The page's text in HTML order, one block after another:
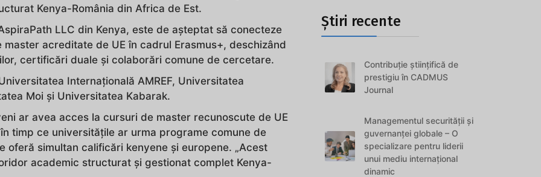
Kenya-România din Africa de Est.
LLC din Kenya, este de așteptat să conecteze
acreditate de UE în cadrul Erasmus+, deschizând
certificări duale și colaborări comune de cercetare.
Internațională AMREF, Universitatea
Moi și Universitatea Kabarak.
ar avea acces la cursuri de master recunoscute de UE
timp ce universitățile ar urma programe comune de
simultan calificări kenyene și europene. „Acest
academic structurat și gestionat complet Kenya-
Știri recente
Contribuție științifică de
prestigiu în CADMUS
Journal
Managementul securității și
guvernanței globale – O
specializare pentru liderii
unui mediu internațional
dinamic